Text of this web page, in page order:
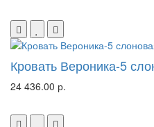
Кровать Вероника-5
24 436.00 р.